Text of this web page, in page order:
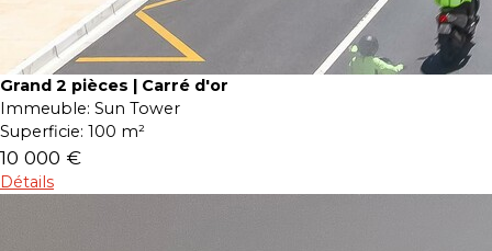
Grand 2 pièces | Carré d'or
Immeuble: Sun Tower
Superficie: 100 m²
10 000 €
Détails